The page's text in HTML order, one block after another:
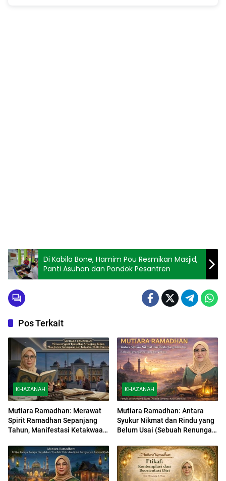
Di Kabila Bone, Hamim Pou Resmikan Masjid,
Panti Asuhan dan Pondok Pesantren
Pos Terkait
KHAZANAH
Mutiara Ramadhan: Merawat
Spirit Ramadhan Sepanjang
Tahun, Manifestasi Ketakwaan
KHAZANAH
Mutiara Ramadhan: Antara
Syukur Nikmat dan Rindu yang
Belum Usai (Sebuah Renungan